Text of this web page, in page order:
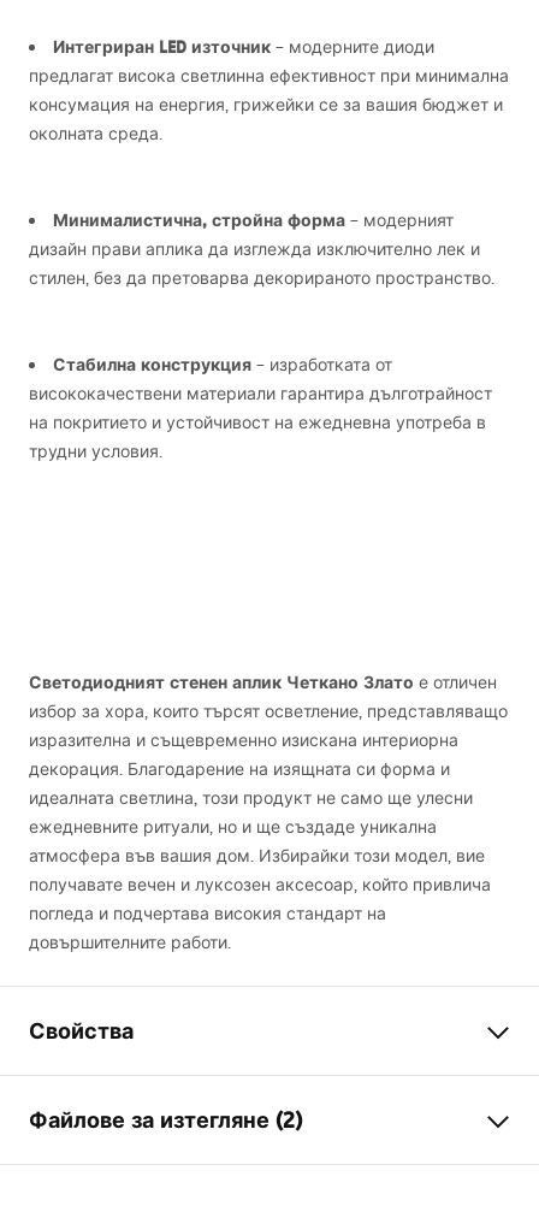
Интегриран LED източник – модерните диоди
предлагат висока светлинна ефективност при минимална
консумация на енергия, грижейки се за вашия бюджет и
околната среда.
Минималистична, стройна форма – модерният
дизайн прави аплика да изглежда изключително лек и
стилен, без да претоварва декорираното пространство.
Стабилна конструкция – изработката от
висококачествени материали гарантира дълготрайност
на покритието и устойчивост на ежедневна употреба в
трудни условия.
Светодиодният стенен аплик Четкано Злато е отличен
избор за хора, които търсят осветление, представляващо
изразителна и същевременно изискана интериорна
декорация. Благодарение на изящната си форма и
идеалната светлина, този продукт не само ще улесни
ежедневните ритуали, но и ще създаде уникална
атмосфера във вашия дом. Избирайки този модел, вие
получавате вечен и луксозен аксесоар, който привлича
погледа и подчертава високия стандарт на
довършителните работи.
Свойства
Вид лампа
кинкет (стенна лампа)
Дължина
800mm
Файлове за изтегляне (2)